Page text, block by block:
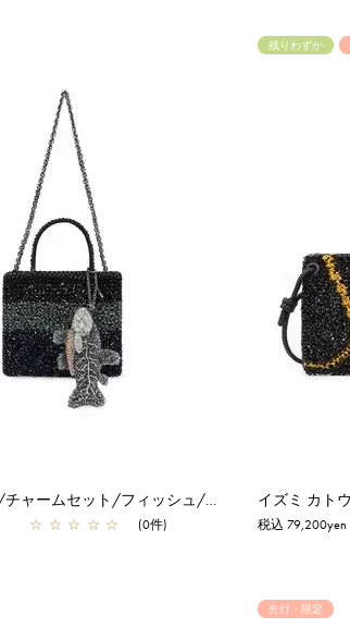
イズミ カトウ/チャームセット/フィッシュ/エナメルブラック×マットスモークグレー×エナメルナイトブルー
☆ ☆ ☆ ☆ ☆ (0件)
残りわずか
税込 79,200yen
先行・限定